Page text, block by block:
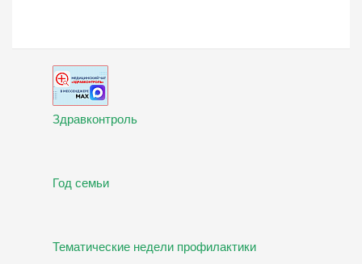
Здравконтроль
Год семьи
Тематические недели профилактики